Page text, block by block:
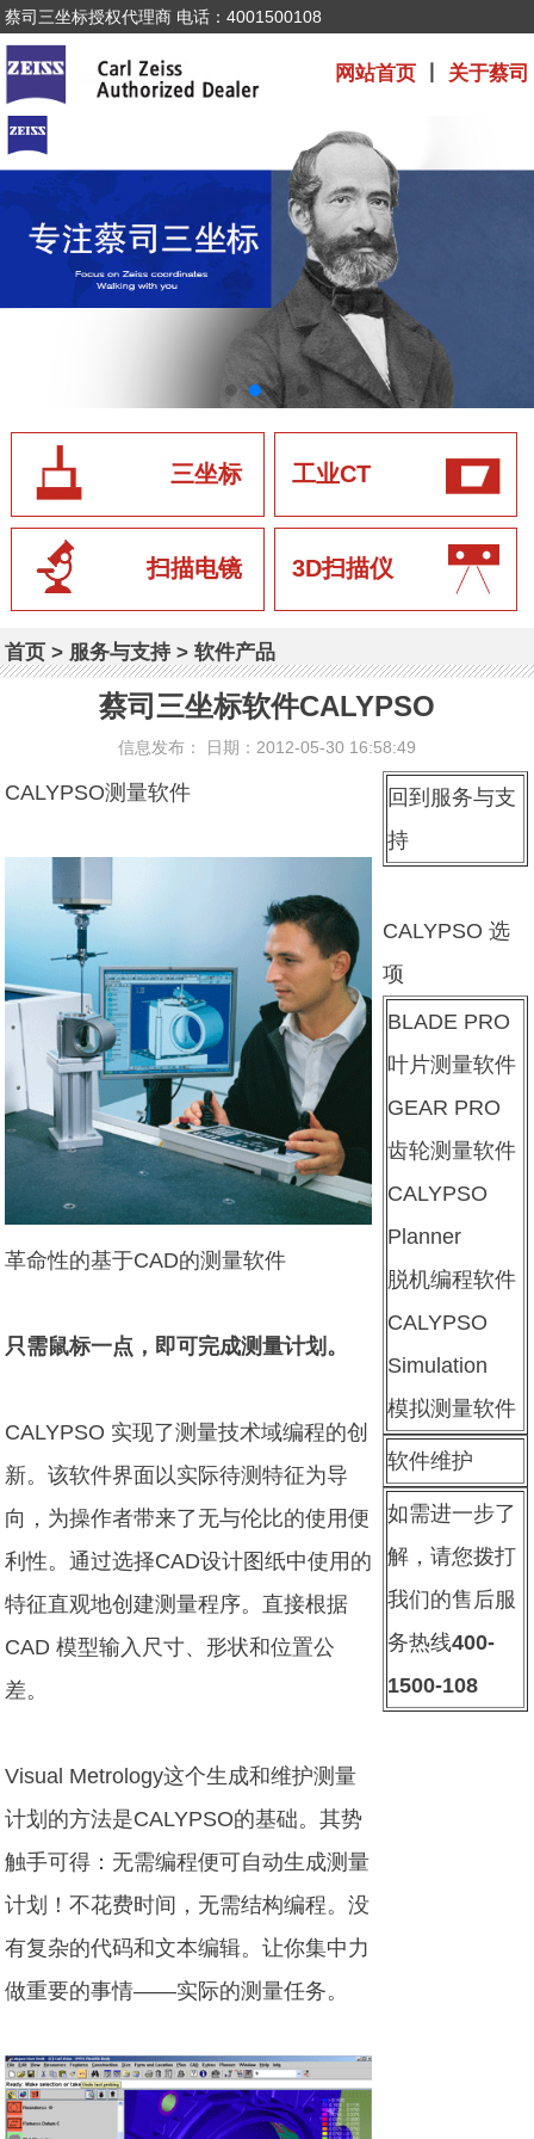
蔡司三坐标授权代理商 电话：4001500108
网站首页丨 关于蔡司
三坐标 工业CT
扫描电镜 3D扫描仪
首页 > 服务与支持>软件产品
蔡司三坐标软件CALYPSO
信息发布： 日期：2012-05-30 16:58:49
CALYPSO测量软件
革命性的基于CAD的测量软件
只需鼠标一点，即可完成测量计划。
CALYPSO 实现了测量技术域编程的创
新。该软件界面以实际待测特征为导
向，为操作者带来了无与伦比的使用便
利性。通过选择CAD设计图纸中使用的
特征直观地创建测量程序。直接根据
CAD 模型输入尺寸、形状和位置公
差。
Visual Metrology这个生成和维护测量
计划的方法是CALYPSO的基础。其势
触手可得：无需编程便可自动生成测量
计划！不花费时间，无需结构编程。没
有复杂的代码和文本编辑。让你集中力
做重要的事情——实际的测量任务。
回到服务与支
持
CALYPSO 选
项
BLADE PRO
叶片测量软件
GEAR PRO
齿轮测量软件
CALYPSO
Planner
脱机编程软件
CALYPSO
Simulation
模拟测量软件
软件维护
如需进一步了
解，请您拨打
我们的售后服
务热线400-
1500-108